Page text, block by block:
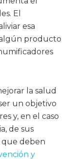
El
esa
algún producto
la salud
un objetivo
y, en el caso
de sus
que deben
y